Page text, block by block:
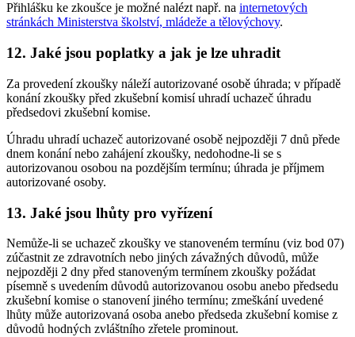
Přihlášku ke zkoušce je možné nalézt např. na internetových
stránkách Ministerstva školství, mládeže a tělovýchovy.
12. Jaké jsou poplatky a jak je lze uhradit
Za provedení zkoušky náleží autorizované osobě úhrada; v případě
konání zkoušky před zkušební komisí uhradí uchazeč úhradu
předsedovi zkušební komise.
Úhradu uhradí uchazeč autorizované osobě nejpozději 7 dnů přede
dnem konání nebo zahájení zkoušky, nedohodne-li se s
autorizovanou osobou na pozdějším termínu; úhrada je příjmem
autorizované osoby.
13. Jaké jsou lhůty pro vyřízení
Nemůže-li se uchazeč zkoušky ve stanoveném termínu (viz bod 07)
zúčastnit ze zdravotních nebo jiných závažných důvodů, může
nejpozději 2 dny před stanoveným termínem zkoušky požádat
písemně s uvedením důvodů autorizovanou osobu anebo předsedu
zkušební komise o stanovení jiného termínu; zmeškání uvedené
lhůty může autorizovaná osoba anebo předseda zkušební komise z
důvodů hodných zvláštního zřetele prominout.